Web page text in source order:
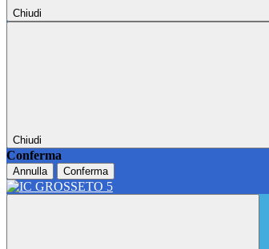
Chiudi
Chiudi
Conferma
Annulla Conferma